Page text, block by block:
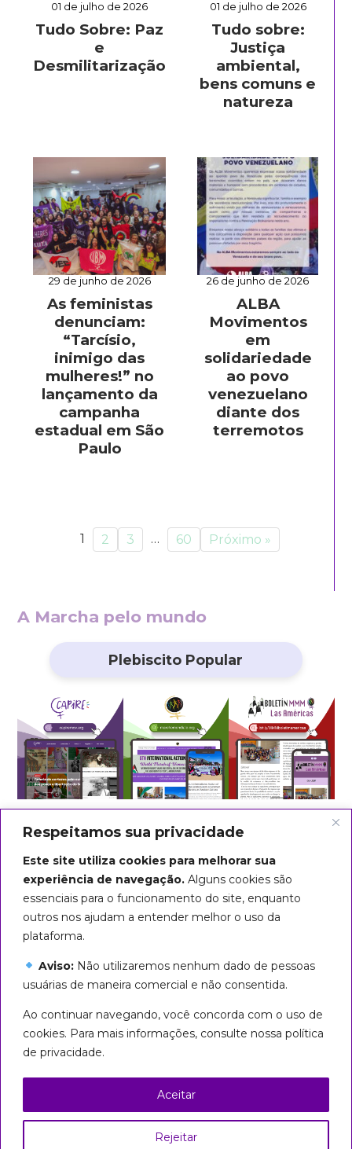
Respeitamos sua privacidade
Este site utiliza cookies para melhorar sua
experiência de navegação. Alguns cookies são
essenciais para o funcionamento do site, enquanto
outros nos ajudam a entender melhor o uso da
plataforma.
Aviso:Não utilizaremos nenhum dado de pessoas
usuárias de maneira comercial e não consentida.
Ao continuar navegando, você concorda com o uso de
cookies. Para mais informações, consulte nossa política
de privacidade.
Rejeitar
Aceitar
01 de julho de 2026
Tudo Sobre: Paz
e
Desmilitarização
01 de julho de 2026
Tudo sobre:
Justiça
ambiental,
bens comuns e
natureza
29 de junho de 2026
As feministas
denunciam:
“Tarcísio,
inimigo das
mulheres!” no
lançamento da
campanha
estadual em São
Paulo
26 de junho de 2026
ALBA
Movimentos
em
solidariedade
ao povo
venezuelano
diante dos
terremotos
1 2 3 … 60 Próximo »
A Marcha pelo mundo
Plebiscito Popular
Seguiremos em marcha até que
todas sejamos livres!
Creative Commons
Atribuição – Uso Não Comercial – Partilha nos
Mesmos Termos 3.0 Brasil